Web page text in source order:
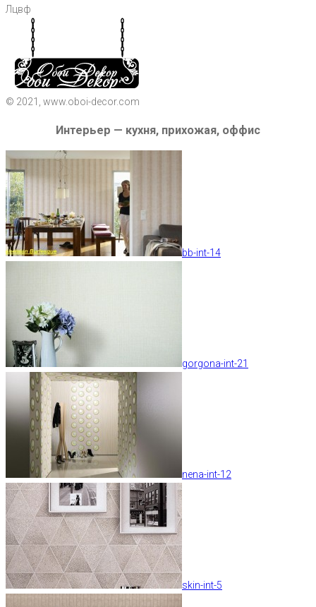
Лцвф
© 2021, www.oboi-decor.com
Интерьер — кухня, прихожая, оффис
bb-int-14
gorgona-int-21
nena-int-12
skin-int-5